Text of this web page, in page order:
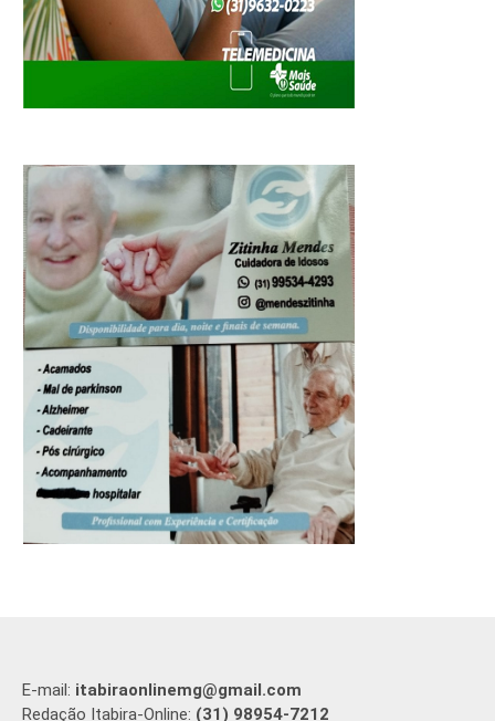
E-mail: itabiraonlinemg@gmail.com
Redação Itabira-Online: (31) 98954-7212